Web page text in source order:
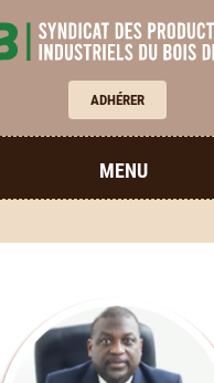
ADHÉRER
MENU